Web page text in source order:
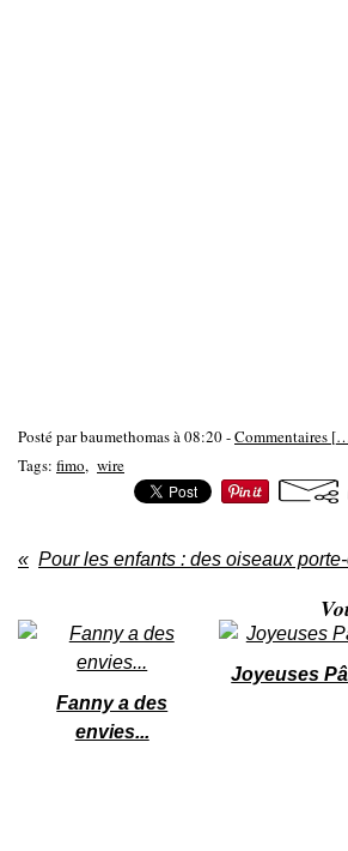
Posté par baumethomas à 08:20 -Commentaires [
Tags: fimo, wire
Pour les enfants : des oiseaux
Fanny a des
envies...
Joyeuses